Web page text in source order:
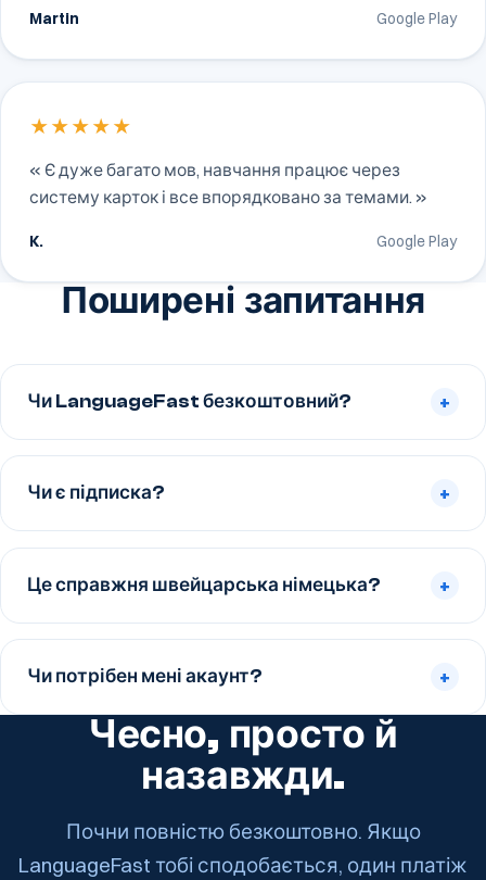
Martin Google Play
★★★★★
« Є дуже багато мов, навчання працює через
систему карток і все впорядковано за темами. »
K. Google Play
Поширені запитання
Чи LanguageFast безкоштовний? +
Чи є підписка? +
Це справжня швейцарська німецька? +
Чи потрібен мені акаунт? +
Чесно, просто й
назавжди.
Почни повністю безкоштовно. Якщо
LanguageFast тобі сподобається, один платіж